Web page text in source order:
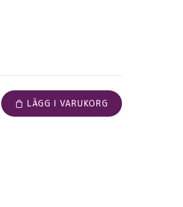
LÄGG I VARUKORG